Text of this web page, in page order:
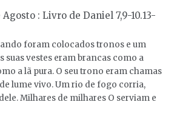
: Livro de Daniel 7,9-10.13-
foram colocados tronos e um
suas vestes eram brancas como a
a lã pura. O seu trono eram chamas
lume vivo. Um rio de fogo corria,
Milhares de milhares O serviam e